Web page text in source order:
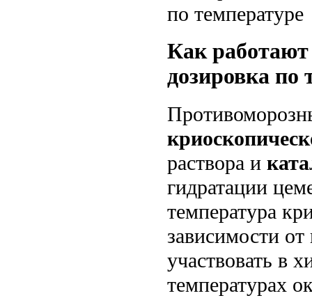
Как
дозировка по
раствора и
гидратации
температура
зависимости
участвовать в
температурах